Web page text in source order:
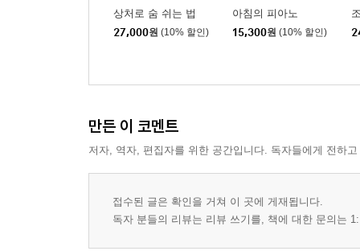
상처로 숨 쉬는 법
27,000원 (10% 할인)
아침의 피아노
15,300원 (10% 할인)
만든 이 코멘트
저자, 역자, 편집자를 위한 공간입니다. 독자들에게 전하
접수된 글은 확인을 거쳐 이 곳에 게재됩니다.
독자 분들의 리뷰는 리뷰 쓰기를, 책에 대한 문의는